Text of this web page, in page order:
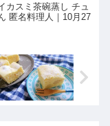
カスミ茶碗蒸し チュ
匿名料理人｜10月27